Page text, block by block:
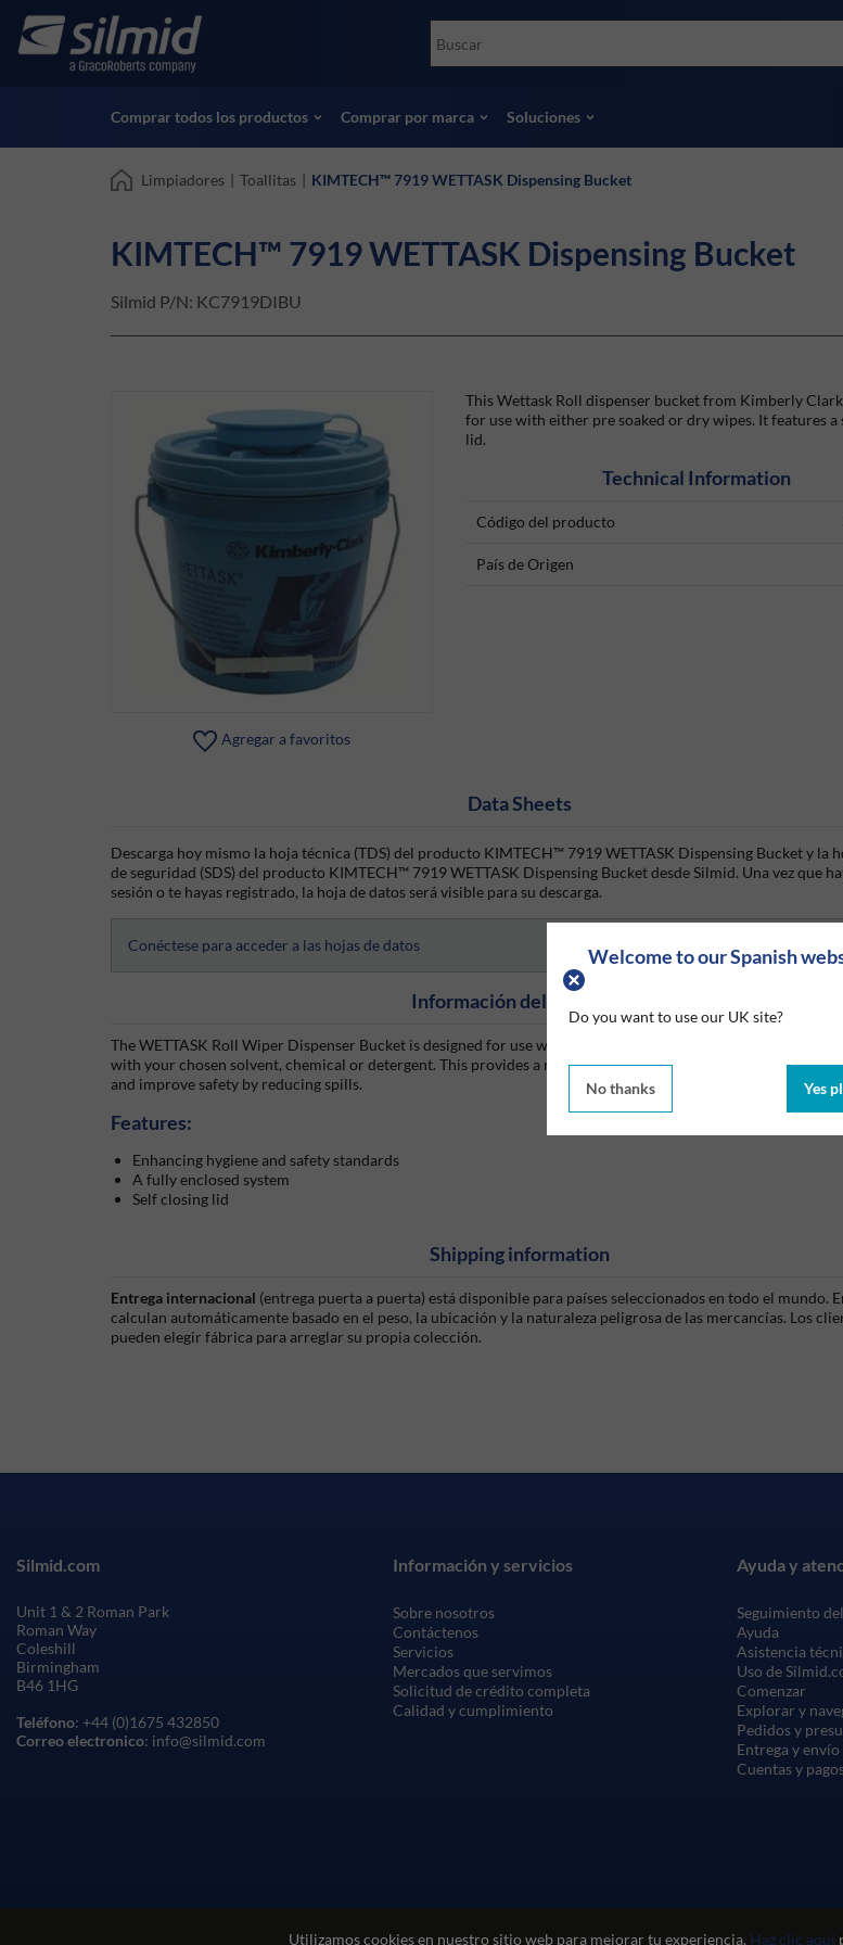
Welcome to our Spanish
Do you want to use our UK site?
No thanks Yes
Utilizamos cookies en nuestro sitio web para mejorar tu experiencia. Haz clic aquí
main
Accessories
Ensayos no destructivos (NDT)
Ver todos los productos
Socomore
Comprar todos los productos Comprar por marca Soluciones
Limpiadores | Toallitas | KIMTECH™ 7919 WETTASK Dispensing Bucket
KIMTECH™ 7919 WETTASK Dispensing Bucket
Silmid P/N: KC7919DIBU
Agregar a favoritos
This Wettask Roll dispenser bucket from Kimberly Clark
for use with either pre soaked or dry wipes. It features a
lid.
Technical Information
Código del producto
País de Origen
Data Sheets
Descarga hoy mismo la hoja técnica (TDS) del producto KIMTECH™ 7919 WETTASK Dispensing Bucket y la
de seguridad (SDS) del producto KIMTECH™ 7919 WETTASK Dispensing Bucket desde Silmid. Una vez que
sesión o te hayas registrado, la hoja de datos será visible para su descarga.
Conéctese para acceder a las hojas de datos
Información del producto
The WETTASK Roll Wiper Dispenser Bucket is designed for use with either pre-soaked, or dry wiper rolls that
with your chosen solvent, chemical or detergent. This provides a refillable, airtight wiping system helping to
and improve safety by reducing spills.
Features:
Enhancing hygiene and safety standards
A fully enclosed system
Self closing lid
Shipping information
Entrega internacional (entrega puerta a puerta) está disponible para países seleccionados en todo el mundo.
calculan automáticamente basado en el peso, la ubicación y la naturaleza peligrosa de las mercancías. Los
pueden elegir fábrica para arreglar su propia colección.
Información y servicios
Sobre nosotros
Contáctenos
Servicios
Mercados que servimos
Solicitud de crédito completa
Calidad y cumplimiento
Ayuda y
Seguimiento
Ayuda
Asistencia
Uso de
Comenzar
Explorar y
Pedidos y
Entrega y envío
Cuentas y
Silmid.com
Unit 1 & 2 Roman Park
Roman Way
Coleshill
Birmingham
B46 1HG
Teléfono: +44 (0)1675 432850
Correo electronico: info@silmid.com